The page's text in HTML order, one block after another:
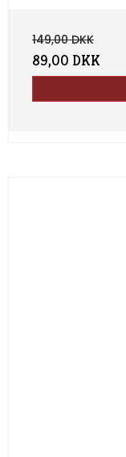
149,00 DKK
89,00 DKK